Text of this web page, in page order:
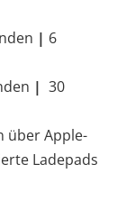
| 6
| 30
über Apple-
Ladepads